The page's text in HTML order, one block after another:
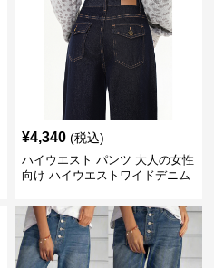
¥4,340 (税込)
ハイウエスト パンツ 大人の女性
向け ハイウエストワイドデニム